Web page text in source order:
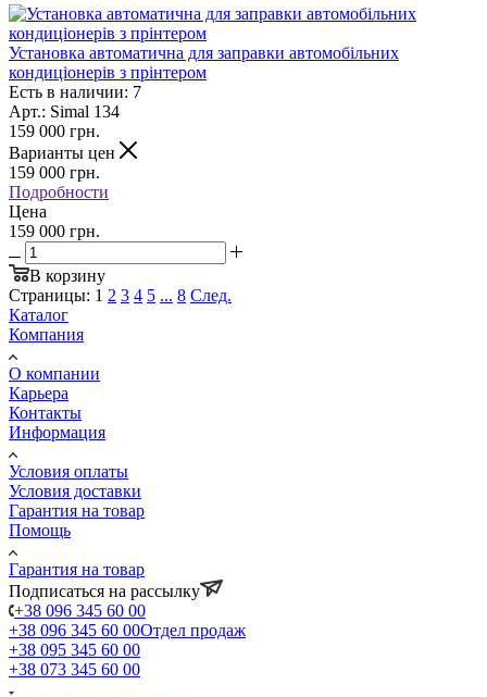
Установка автоматична для заправки автомобiльних
кондицiонерiв з прінтером
Есть в наличии: 7
Арт.: Simal 134
159 000 грн.
Варианты цен
159 000 грн.
Подробности
Цена
159 000 грн.
В корзину
Страницы: 1 2 3 4 5 ... 8 След.
Каталог
Компания
О компании
Карьера
Контакты
Информация
Условия оплаты
Условия доставки
Гарантия на товар
Помощь
Гарантия на товар
Подписаться на рассылку
+38 096 345 60 00
+38 096 345 60 00Отдел продаж
+38 095 345 60 00
+38 073 345 60 00